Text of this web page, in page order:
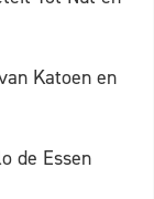
Katoen en
de Essen